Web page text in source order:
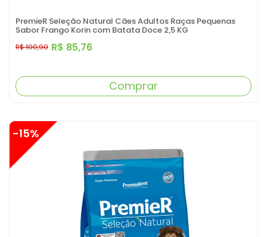
PremieR Seleção Natural Cães Adultos Raças Pequenas
Sabor Frango Korin com Batata Doce 2,5 KG
R$ 85,76
R$ 100,90
Comprar
-15%